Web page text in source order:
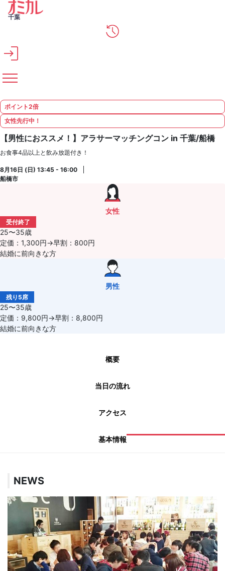
メインコンテンツへスキップ
千葉
ポイント2倍
女性先行中！
【男性におススメ！】アラサーマッチングコン in 千葉/船橋
お食事4品以上と飲み放題付き！
8月16日 (日) 13:45 - 16:00
船橋市
女性
受付終了
25〜35歳
定価：1,300円→早割：800円
結婚に前向きな方
男性
残り5席
25〜35歳
定価：9,800円→早割：8,800円
結婚に前向きな方
概要
当日の流れ
アクセス
基本情報
NEWS